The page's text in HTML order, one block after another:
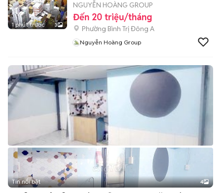
1 phút trước 3
NGUYỄN HOÀNG GROUP
Đến 20 triệu/tháng
Phường Bình Trị Đông A
Nguyễn Hoàng Group
Tin nổi bật 4